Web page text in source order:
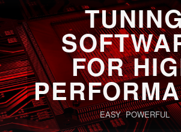
FOR
EASY POWERFUL